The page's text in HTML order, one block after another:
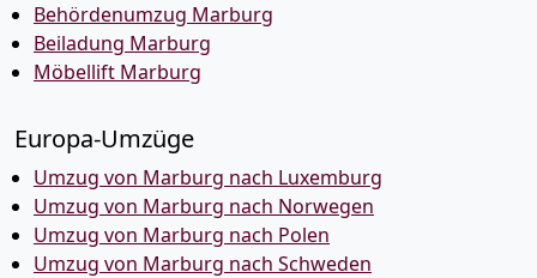
Behördenumzug Marburg
Beiladung Marburg
Möbellift Marburg
Europa-Umzüge
Umzug von Marburg nach Luxemburg
Umzug von Marburg nach Norwegen
Umzug von Marburg nach Polen
Umzug von Marburg nach Schweden